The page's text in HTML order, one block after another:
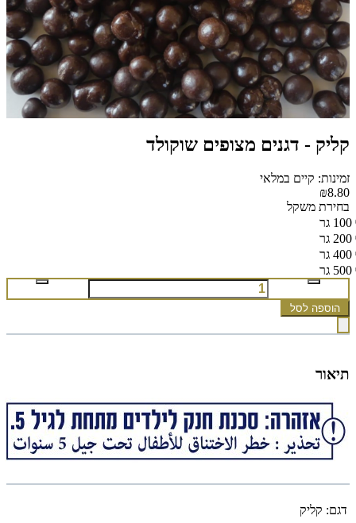
קליק - דגנים מצופים שוקולד
זמינות: קיים במלאי
₪8.80
בחירת משקל
100 גר
200 גר
400 גר
500 גר
הוספה לסל
תיאור
דגם: קליק